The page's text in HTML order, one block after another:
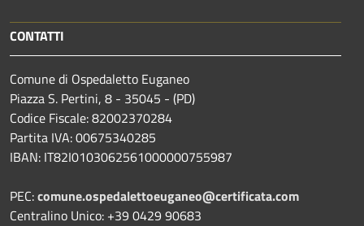
CONTATTI
Comune di Ospedaletto Euganeo
Piazza S. Pertini, 8 - 35045 - (PD)
Codice Fiscale: 82002370284
Partita IVA: 00675340285
IBAN: IT82I0103062561000000755987
PEC:comune.ospedalettoeuganeo@certificata.com
Centralino Unico: +39 0429 90683